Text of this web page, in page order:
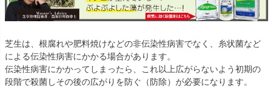
芝生は、根腐れや肥料焼けなどの非伝染性病害でなく、糸状菌など
による伝染性病害にかかる場合があります。
伝染性病害にかかってしまったら、これ以上広がらないよう初期の
段階で殺菌しその後の広がりを防ぐ（防除）が必要になります。